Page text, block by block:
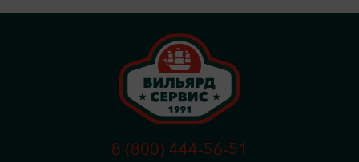
8 (800) 444-56-51